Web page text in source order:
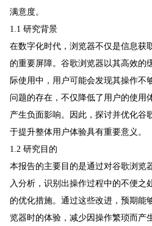
满意度。
1.1 研究背景
在数字化时代，浏览器不仅是信息获
的重要屏障。谷歌浏览器以其高效的
际使用中，用户可能会发现其操作不
问题的存在，不仅降低了用户的使用
产生负面影响。因此，探讨并优化谷
于提升整体用户体验具有重要意义。
1.2 研究目的
本报告的主要目的是通过对谷歌浏览
入分析，识别出操作过程中的不便之
的优化措施。通过这些改进，预期能
览器时的体验，减少因操作繁琐而产